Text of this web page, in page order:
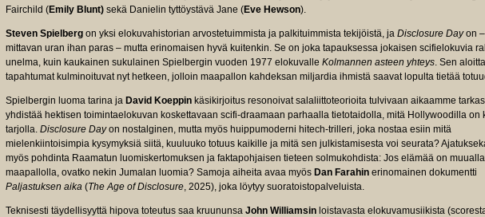
fullcredits/?
Fairchild (Emily Blunt) sekä Danielin tyttöystävä Jane (Eve Hewson).
Steven Spielberg on yksi elokuvahistorian arvostetuimmista ja palkituimmista tekijöistä, ja Disclosure Dayon
mittavan uran ihan paras – mutta erinomaisen hyvä kuitenkin. Se on joka tapauksessa jokaisen scifielokuvia
unelma, kuin kaukainen sukulainen Spielbergin vuoden 1977 elokuvalle Kolmannen asteen yhteys. Sen
tapahtumat kulminoituvat nyt hetkeen, jolloin maapallon kahdeksan miljardia ihmistä saavat lopulta tietää
Spielbergin luoma tarina ja David Koeppin käsikirjoitus resonoivat salaliittoteorioita tulvivaan aikaamme
yhdistää hektisen toimintaelokuvan koskettavaan scifi-draamaan parhaalla tietotaidolla, mitä Hollywoodilla on
tarjolla. Disclosure Dayon nostalginen, mutta myös huippumoderni hitech-trilleri, joka nostaa esiin mitä
mielenkiintoisimpia kysymyksiä siitä, kuuluuko totuus kaikille ja mitä sen julkistamisesta voi seurata?
myös pohdinta Raamatun luomiskertomuksen ja faktapohjaisen tieteen solmukohdista: Jos elämää on
maapallolla, ovatko nekin Jumalan luomia? Samoja aiheita avaa myös Dan Farahin erinomainen dokumentti
Paljastuksen aika (The Age of Disclosure, 2025), joka löytyy suoratoistopalveluista.
Teknisesti täydellisyyttä hipova toteutus saa kruununsa John Williamsin loistavasta elokuvamusiikista